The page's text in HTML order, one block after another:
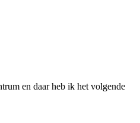
en daar heb ik het volgende